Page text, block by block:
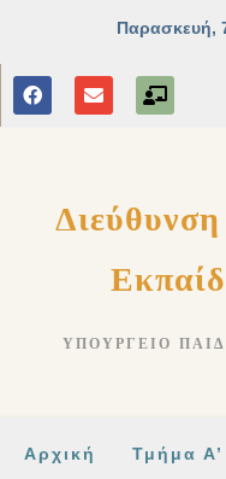
ΥΠΟΥΡΓΕΊΟ
Αρχική Τμήμα Α’